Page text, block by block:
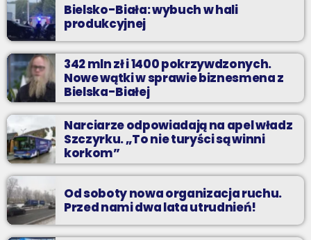
Bielsko-Biała: wybuch w hali
produkcyjnej
342 mln zł i 1400 pokrzywdzonych.
Nowe wątki w sprawie biznesmena z
Bielska-Białej
Narciarze odpowiadają na apel władz
Szczyrku. „To nie turyści są winni
korkom”
Od soboty nowa organizacja ruchu.
Przed nami dwa lata utrudnień!